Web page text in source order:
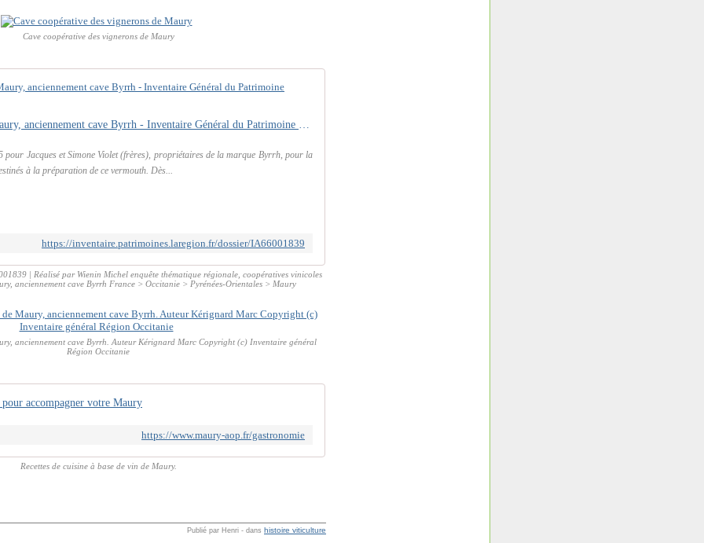
Cave coopérative des vignerons de Maury
pour Jacques et Simone Violet (frères), propriétaires de la marque Byrrh, pour la
à la préparation de ce vermouth. Dès...
https://inventaire.patrimoines.laregion.fr/dossier/IA66001839
| Réalisé par Wienin Michel enquête thématique régionale, coopératives vinicoles
anciennement cave Byrrh France > Occitanie > Pyrénées-Orientales > Maury
anciennement cave Byrrh. Auteur Kérignard Marc Copyright (c) Inventaire général
Région Occitanie
pour accompagner votre Maury
https://www.maury-aop.fr/gastronomie
Recettes de cuisine à base de vin de Maury.
Publié par Henri - dans histoire viticulture